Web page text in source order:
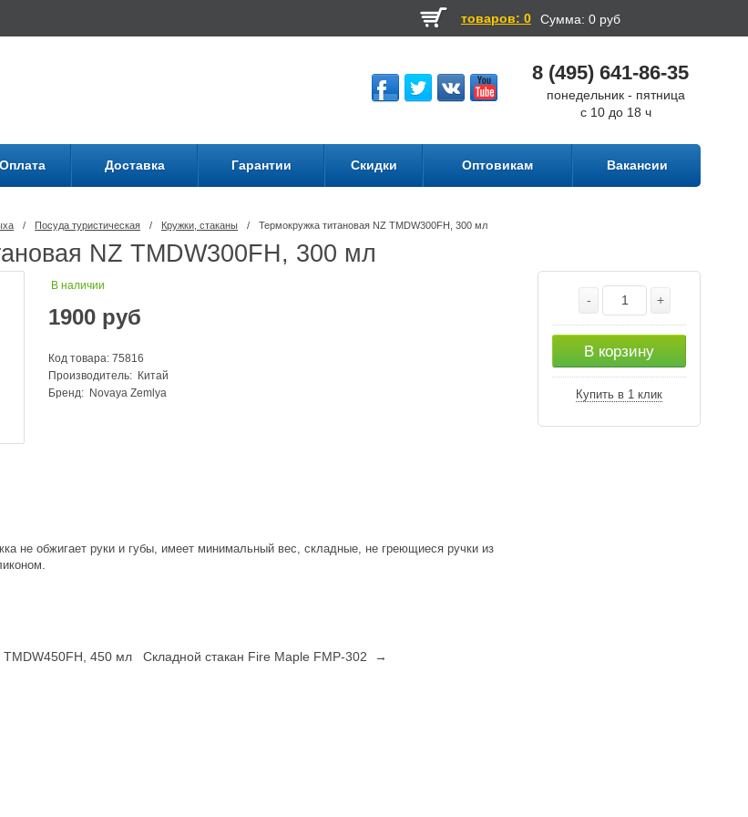
товаров: 0 Сумма: 0 руб
8 (495) 641-86-35
понедельник - пятница
с 10 до 18 ч
Оплата Доставка Гарантии Скидки Оптовикам Вакансии
/ Посуда туриcтическая / Кружки, стаканы / Термокружка титановая NZ TMDW300FH, 300 мл
NZ TMDW300FH, 300 мл
В наличии
1900 руб
Код товара: 75816
Производитель: Китай
Бренд: Novaya Zemlya
- +
В корзину
Купить в 1 клик
не обжигает руки и губы, имеет минимальный вес, складные, не греющиеся ручки из
450 мл Складной стакан Fire Maple FMP-302 →